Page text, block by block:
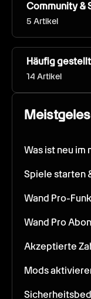
Community &
5 Artikel
Häufig
14 Artikel
Was ist neu im
Spiele starten
Wand Pro-
Wand Pro
Akzeptierte
Mods